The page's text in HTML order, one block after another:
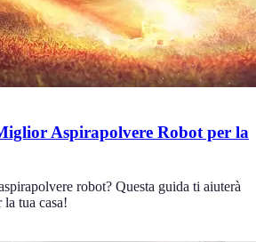
Aspirapolvere Robot per la
robot? Questa guida ti aiuterà
la tua casa!